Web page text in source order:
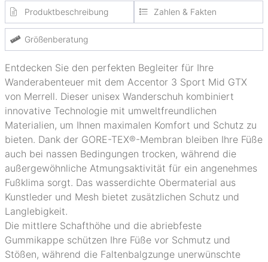
Produktbeschreibung Zahlen & Fakten
Größenberatung
Entdecken Sie den perfekten Begleiter für Ihre
Wanderabenteuer mit dem Accentor 3 Sport Mid GTX
von Merrell. Dieser unisex Wanderschuh kombiniert
innovative Technologie mit umweltfreundlichen
Materialien, um Ihnen maximalen Komfort und Schutz zu
bieten. Dank der GORE-TEX®-Membran bleiben Ihre Füße
auch bei nassen Bedingungen trocken, während die
außergewöhnliche Atmungsaktivität für ein angenehmes
Fußklima sorgt. Das wasserdichte Obermaterial aus
Kunstleder und Mesh bietet zusätzlichen Schutz und
Langlebigkeit.
Die mittlere Schafthöhe und die abriebfeste
Gummikappe schützen Ihre Füße vor Schmutz und
Stößen, während die Faltenbalgzunge unerwünschte